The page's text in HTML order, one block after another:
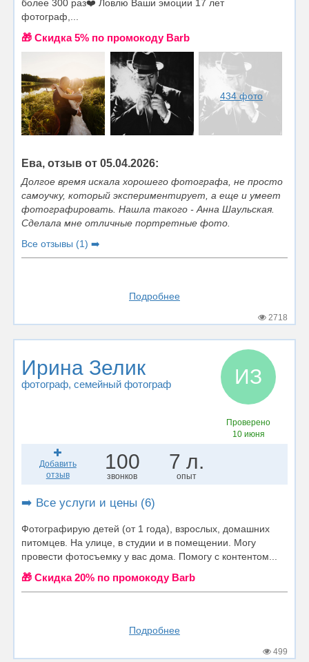
более 300 раз❤️ Ловлю Ваши эмоции 17 лет
фотограф,...
🎁 Cкидка 5% по промокоду Barb
434 фото
Ева, отзыв от 05.04.2026:
Долгое время искала хорошего фотографа, не просто
самоучку, который экспериментирует, а еще и умеет
фотографировать. Нашла такого - Анна Шаульская.
Сделала мне отличные портретные фото.
Все отзывы (1) ➡️
Подробнее
2718
Ирина Зелик
фотограф, семейный фотограф ИЗ
Проверено
10 июня
Добавить
отзыв
100
звонков
7 л.
опыт
➡️ Все услуги и цены (6)
Фотографирую детей (от 1 года), взрослых, домашних
питомцев. На улице, в студии и в помещении. Могу
провести фотосъемку у вас дома. Помогу с контентом...
🎁 Cкидка 20% по промокоду Barb
Подробнее
499